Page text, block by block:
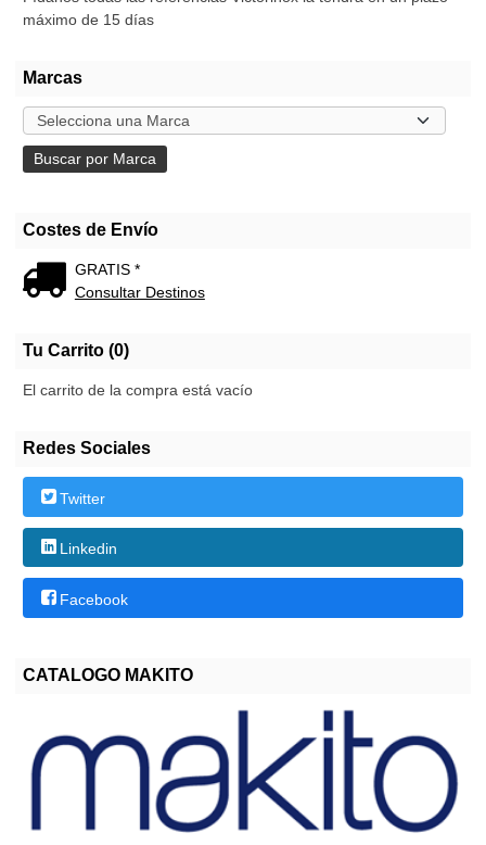
máximo de 15 días
Marcas
Costes de Envío
GRATIS *
Consultar Destinos
Tu Carrito (0)
El carrito de la compra está vacío
Redes Sociales
Twitter
Linkedin
Facebook
CATALOGO MAKITO